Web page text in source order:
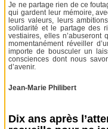
Je ne partage rien de ce
qui gardent leur mémoire,
leurs valeurs, leurs
solidarité et le partage des
vestiaires, elles n’abuseront
momentanément réveiller
importe de bousculer un
consciences dont nous
d’avenir.
Jean-Marie Philibert
Dix ans après